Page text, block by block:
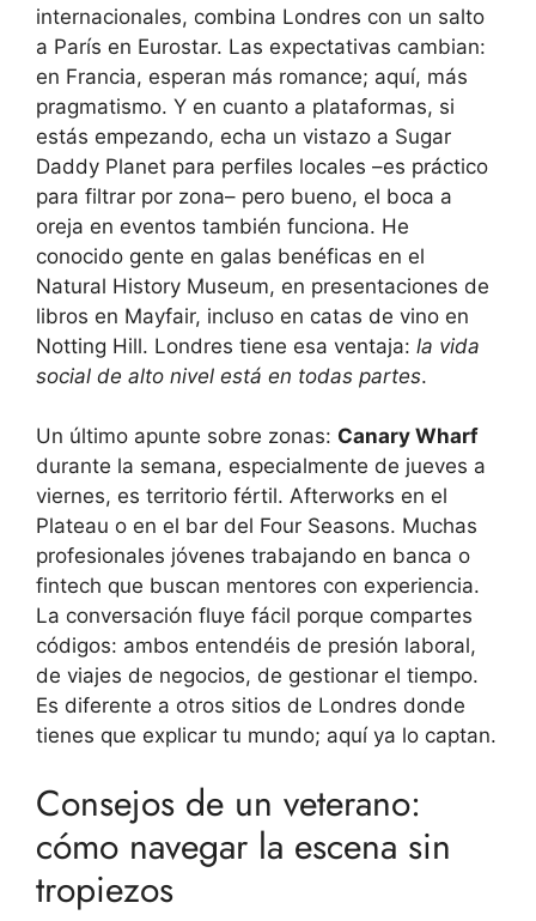
internacionales, combina Londres con un salto
a París en Eurostar. Las expectativas cambian:
en Francia, esperan más romance; aquí, más
pragmatismo. Y en cuanto a plataformas, si
estás empezando, echa un vistazo a Sugar
Daddy Planet para perfiles locales –es práctico
para filtrar por zona– pero bueno, el boca a
oreja en eventos también funciona. He
conocido gente en galas benéficas en el
Natural History Museum, en presentaciones de
libros en Mayfair, incluso en catas de vino en
Notting Hill. Londres tiene esa ventaja: la vida
social de alto nivel está en todas partes.
Un último apunte sobre zonas: Canary Wharf
durante la semana, especialmente de jueves a
viernes, es territorio fértil. Afterworks en el
Plateau o en el bar del Four Seasons. Muchas
profesionales jóvenes trabajando en banca o
fintech que buscan mentores con experiencia.
La conversación fluye fácil porque compartes
códigos: ambos entendéis de presión laboral,
de viajes de negocios, de gestionar el tiempo.
Es diferente a otros sitios de Londres donde
tienes que explicar tu mundo; aquí ya lo captan.
Consejos de un veterano:
cómo navegar la escena sin
tropiezos